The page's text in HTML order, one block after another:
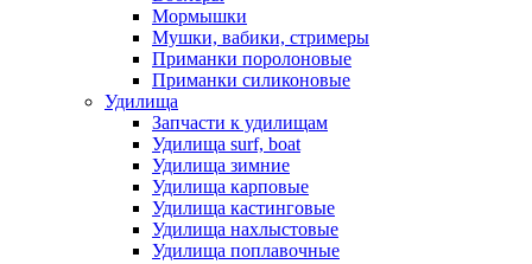
Мормышки
Мушки, вабики, стримеры
Приманки поролоновые
Приманки силиконовые
Удилища
Запчасти к удилищам
Удилища surf, boat
Удилища зимние
Удилища карповые
Удилища кастинговые
Удилища нахлыстовые
Удилища поплавочные